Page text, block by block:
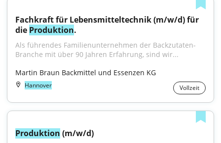
Fachkraft für Lebensmitteltechnik (m/w/d) für
die Produktion.
Als führendes Familienunternehmen der Backzutaten-
Branche mit über 90 Jahren Erfahrung, sind wir...
Martin Braun Backmittel und Essenzen KG
Hannover Vollzeit
Produktion (m/w/d)